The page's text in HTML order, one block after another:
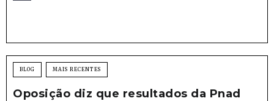
BLOG MAIS RECENTES
Oposição diz que resultados da Pnad